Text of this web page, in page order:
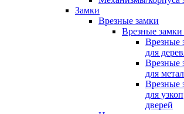
Замки
Врезные замки
Врезные замки
Врезные
для
Врезные
для
Врезные
для
дверей